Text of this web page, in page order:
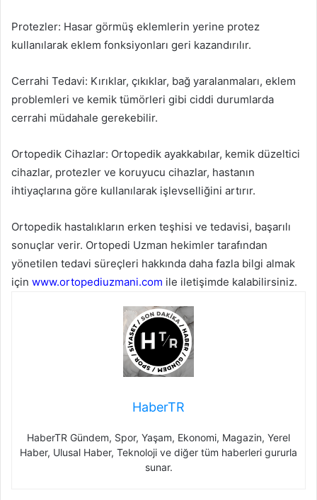
Protezler: Hasar görmüş eklemlerin yerine protez
kullanılarak eklem fonksiyonları geri kazandırılır.
Cerrahi Tedavi: Kırıklar, çıkıklar, bağ yaralanmaları, eklem
problemleri ve kemik tümörleri gibi ciddi durumlarda
cerrahi müdahale gerekebilir.
Ortopedik Cihazlar: Ortopedik ayakkabılar, kemik düzeltici
cihazlar, protezler ve koruyucu cihazlar, hastanın
ihtiyaçlarına göre kullanılarak işlevselliğini artırır.
Ortopedik hastalıkların erken teşhisi ve tedavisi, başarılı
sonuçlar verir. Ortopedi Uzman hekimler tarafından
yönetilen tedavi süreçleri hakkında daha fazla bilgi almak
için www.ortopediuzmani.com ile iletişimde kalabilirsiniz.
HaberTR
HaberTR Gündem, Spor, Yaşam, Ekonomi, Magazin, Yerel
Haber, Ulusal Haber, Teknoloji ve diğer tüm haberleri gururla
sunar.